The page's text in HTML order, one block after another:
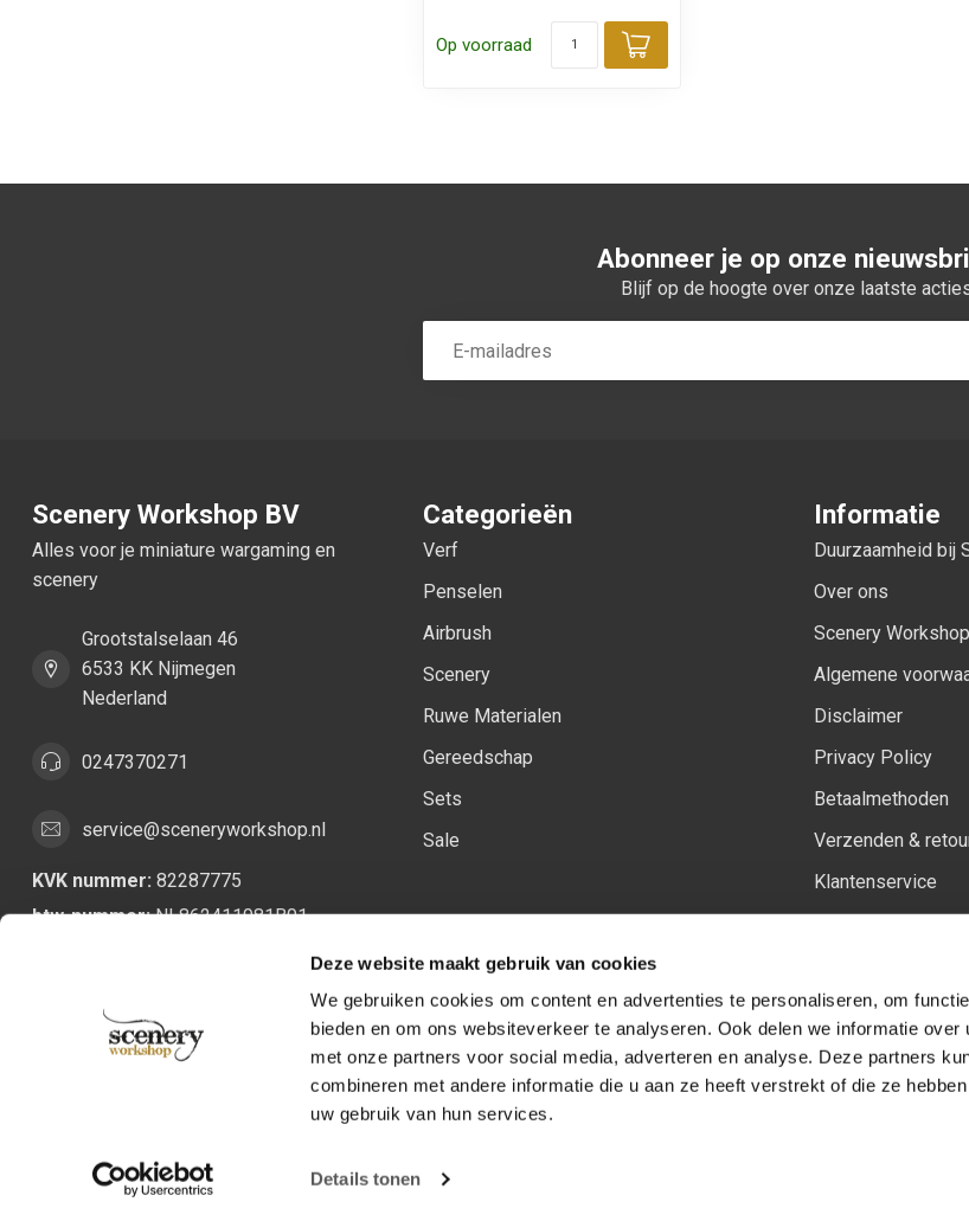
Deze website maakt gebruik van cookies
We gebruiken cookies om content en advertenties te personaliseren, om
bieden en om ons websiteverkeer te analyseren. Ook delen we informatie
met onze partners voor social media, adverteren en analyse. Deze partners
combineren met andere informatie die u aan ze heeft verstrekt of die ze
uw gebruik van hun services.
Details tonen
Op voorraad
Toevoegen aan
Abonneer je op onze
Blijf op de hoogte over onze laatste
Scenery Workshop BV
Alles voor je miniature wargaming en
scenery
Grootstalselaan 46
6533 KK Nijmegen
Nederland
0247370271
service@sceneryworkshop.nl
KVK nummer: 82287775
btw-nummer:NL862411981B01
Categorieën
Verf
Penselen
Airbrush
Scenery
Ruwe Materialen
Gereedschap
Sets
Sale
Informatie
Duurzaamheid bij
Over ons
Scenery
Algemene
Disclaimer
Privacy Policy
Betaalmethoden
Verzenden &
Klantenservice
Volg ons op:
Facebook
YoutubeInstagram